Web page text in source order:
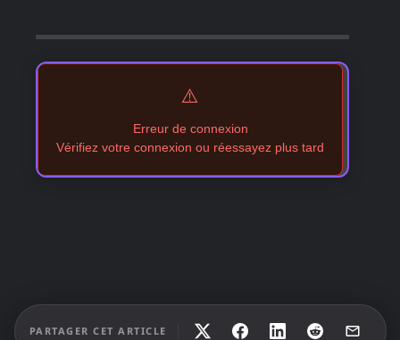
⚠️
Erreur de connexion
Vérifiez votre connexion ou réessayez plus tard
PARTAGER CET ARTICLE